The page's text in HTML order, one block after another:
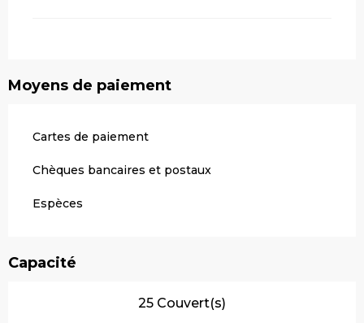
Moyens de paiement
Cartes de paiement
Chèques bancaires et postaux
Espèces
Capacité
25 Couvert(s)